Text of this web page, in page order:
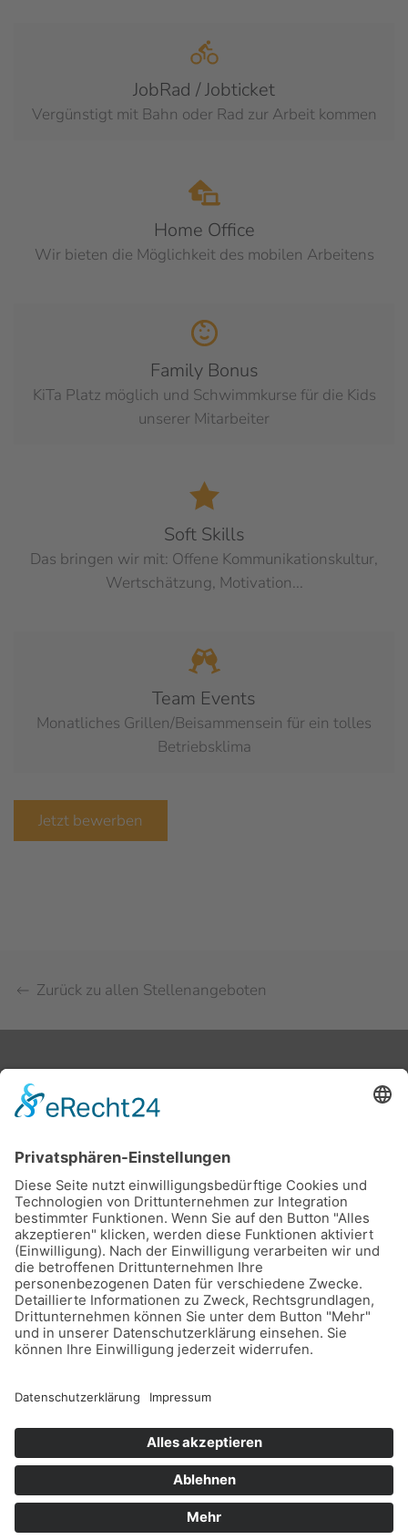
JobRad / Jobticket
Vergünstigt mit Bahn oder Rad zur Arbeit kommen
Home Office
Wir bieten die Möglichkeit des mobilen Arbeitens
Family Bonus
KiTa Platz möglich und Schwimmkurse für die Kids
unserer Mitarbeiter
Soft Skills
Das bringen wir mit: Offene Kommunikationskultur,
Wertschätzung, Motivation...
Team Events
Monatliches Grillen/Beisammensein für ein tolles
Betriebsklima
Jetzt bewerben
Zurück zu allen Stellenangeboten
Stadtwerke Buxtehude GmbH, Ziegelkamp 8, 21614
Buxtehude
Karriere Downloads
Schlichtungsstelle
Vertrag kündigen
Sitemap
Leichte Sprache